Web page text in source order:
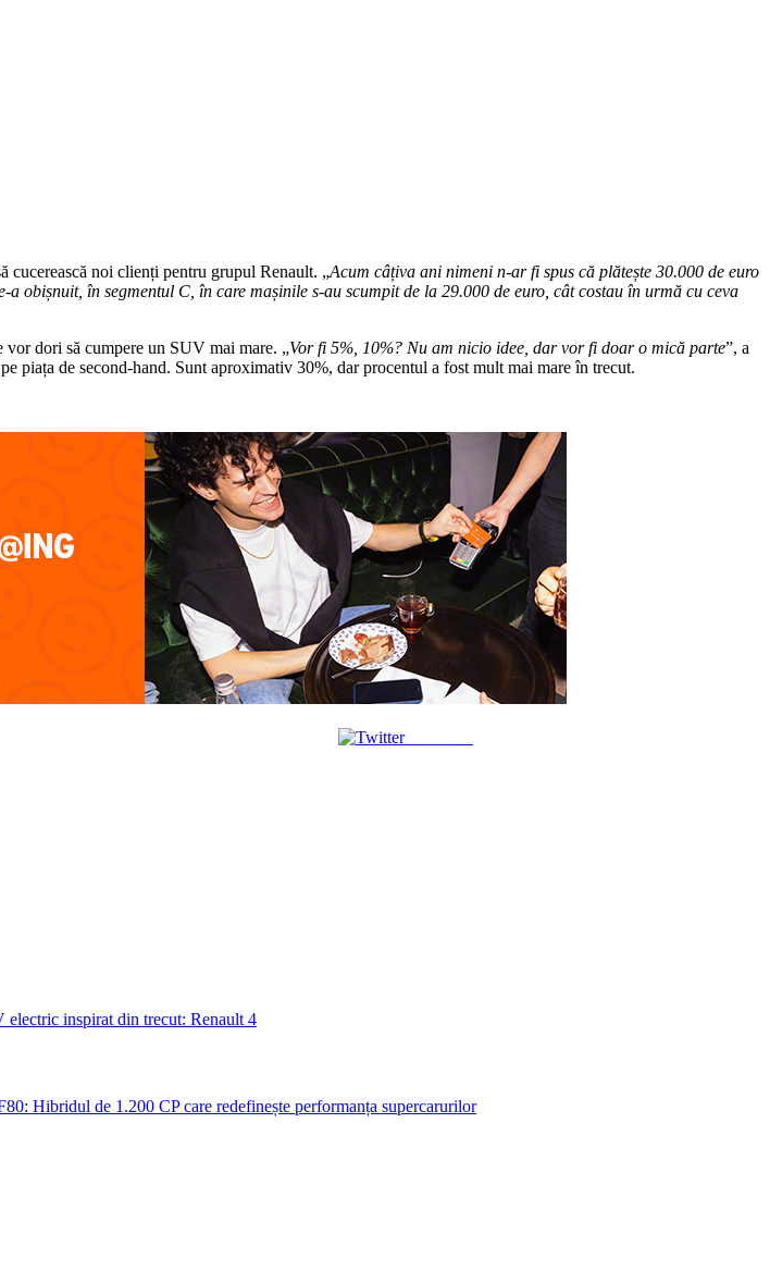
cucerească noi clienți pentru grupul Renault. „Acum câțiva ani nimeni n-ar fi spus că plătește 30.000 de euro
obișnuit, în segmentul C, în care mașinile s-au scumpit de la 29.000 de euro, cât costau în urmă cu ceva
dori să cumpere un SUV mai mare. „Vor fi 5%, 10%? Nu am nicio idee, dar vor fi doar o mică parte”, a
piața de second-hand. Sunt aproximativ 30%, dar procentul a fost mult mai mare în trecut.
Post on X
electric inspirat din trecut: Renault 4